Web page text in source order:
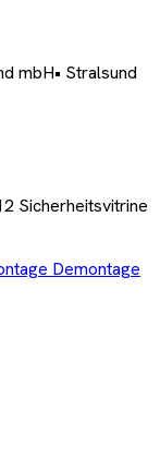
mbH• Stralsund
Sicherheitsvitrine
Demontage